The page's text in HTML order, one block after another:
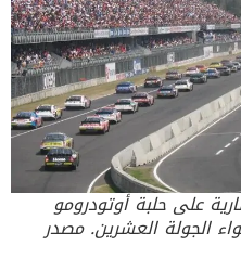
على حلبة أوتودرومو
الجولة العشرين. مصدر